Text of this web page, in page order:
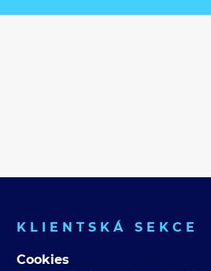
KLIENTSKÁ SEKCE
Cookies